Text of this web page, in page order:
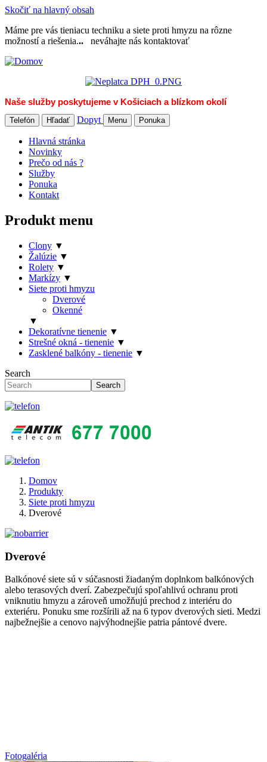
Skočiť na hlavný obsah
Máme pre vás tieniacu techniku a siete proti hmyzu na rôzne
možností a riešenia... neváhajte nás kontaktovať
Naše služby poskytujeme v Košiciach a blízkom okolí
Telefón Hľadať Dopyt Menu Ponuka
Hlavná stránka
Novinky
Prečo od nás ?
Služby
Ponuka
Kontakt
Produkt menu
Clony ▼
Žalúzie ▼
Rolety ▼
Markízy ▼
Siete proti hmyzu
Dverové
Okenné
▼
Dekoratívne tienenie ▼
Strešné okná - tienenie ▼
Zasklené balkóny - tienenie ▼
Search
Search
Domov
Produkty
Siete proti hmyzu
Dverové
Dverové
Balkónové siete sú v súčasnosti žiadaným doplnkom balkónových
alebo terasových dverí. Zabezpečujú spoľahlivú ochranu proti
vniknutiu hmyzu a zároveň umožňujú prechod z interiéru do
exteriéru. Ponuku sme rozšírili až na 6 typov dverových sieti. Medzi
najbežnejšie a cenovo najvýhodnejšie patria pántové dvere.
Fotogaléria